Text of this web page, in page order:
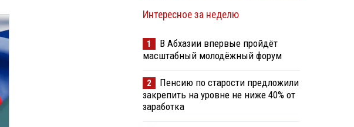
Интересное за неделю
1
В Абхазии впервые пройдёт
масштабный молодёжный форум
2
Пенсию по старости предложили
закрепить на уровне не ниже 40% от
заработка